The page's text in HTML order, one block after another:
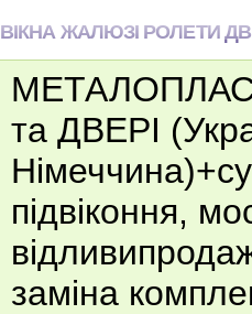
ВІКНА ЖАЛЮЗІ РОЛЕТИ
та ДВЕРІ
підвіконня,
заміна